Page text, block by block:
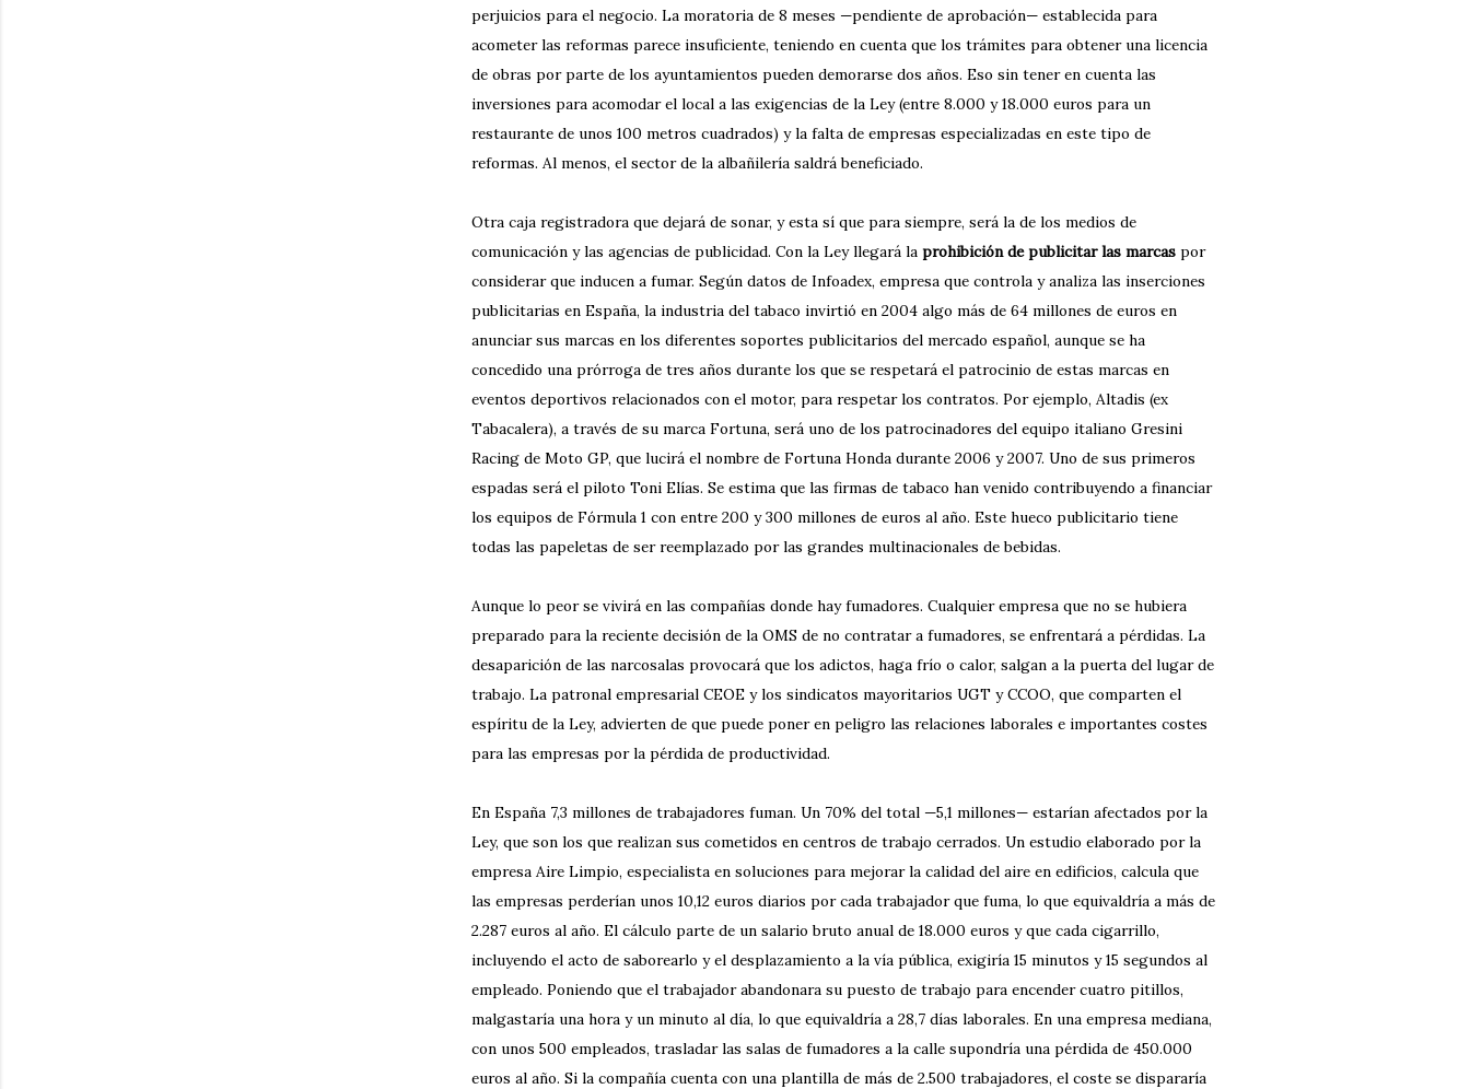
perjuicios para el negocio. La moratoria de 8 meses —pendiente de aprobación— establecida para
acometer las reformas parece insuficiente, teniendo en cuenta que los trámites para obtener una licencia
de obras por parte de los ayuntamientos pueden demorarse dos años. Eso sin tener en cuenta las
inversiones para acomodar el local a las exigencias de la Ley (entre 8.000 y 18.000 euros para un
restaurante de unos 100 metros cuadrados) y la falta de empresas especializadas en este tipo de
reformas. Al menos, el sector de la albañilería saldrá beneficiado.
Otra caja registradora que dejará de sonar, y esta sí que para siempre, será la de los medios de
comunicación y las agencias de publicidad. Con la Ley llegará la prohibición de publicitar las marcas por
considerar que inducen a fumar. Según datos de Infoadex, empresa que controla y analiza las inserciones
publicitarias en España, la industria del tabaco invirtió en 2004 algo más de 64 millones de euros en
anunciar sus marcas en los diferentes soportes publicitarios del mercado español, aunque se ha
concedido una prórroga de tres años durante los que se respetará el patrocinio de estas marcas en
eventos deportivos relacionados con el motor, para respetar los contratos. Por ejemplo, Altadis (ex
Tabacalera), a través de su marca Fortuna, será uno de los patrocinadores del equipo italiano Gresini
Racing de Moto GP, que lucirá el nombre de Fortuna Honda durante 2006 y 2007. Uno de sus primeros
espadas será el piloto Toni Elías. Se estima que las firmas de tabaco han venido contribuyendo a financiar
los equipos de Fórmula 1 con entre 200 y 300 millones de euros al año. Este hueco publicitario tiene
todas las papeletas de ser reemplazado por las grandes multinacionales de bebidas.
Aunque lo peor se vivirá en las compañías donde hay fumadores. Cualquier empresa que no se hubiera
preparado para la reciente decisión de la OMS de no contratar a fumadores, se enfrentará a pérdidas. La
desaparición de las narcosalas provocará que los adictos, haga frío o calor, salgan a la puerta del lugar de
trabajo. La patronal empresarial CEOE y los sindicatos mayoritarios UGT y CCOO, que comparten el
espíritu de la Ley, advierten de que puede poner en peligro las relaciones laborales e importantes costes
para las empresas por la pérdida de productividad.
En España 7,3 millones de trabajadores fuman. Un 70% del total —5,1 millones— estarían afectados por la
Ley, que son los que realizan sus cometidos en centros de trabajo cerrados. Un estudio elaborado por la
empresa Aire Limpio, especialista en soluciones para mejorar la calidad del aire en edificios, calcula que
las empresas perderían unos 10,12 euros diarios por cada trabajador que fuma, lo que equivaldría a más de
2.287 euros al año. El cálculo parte de un salario bruto anual de 18.000 euros y que cada cigarrillo,
incluyendo el acto de saborearlo y el desplazamiento a la vía pública, exigiría 15 minutos y 15 segundos al
empleado. Poniendo que el trabajador abandonara su puesto de trabajo para encender cuatro pitillos,
malgastaría una hora y un minuto al día, lo que equivaldría a 28,7 días laborales. En una empresa mediana,
con unos 500 empleados, trasladar las salas de fumadores a la calle supondría una pérdida de 450.000
euros al año. Si la compañía cuenta con una plantilla de más de 2.500 trabajadores, el coste se dispararía